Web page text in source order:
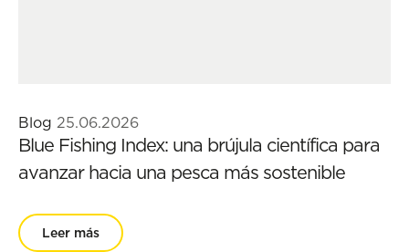
Blog 25.06.2026
Blue Fishing Index: una brújula científica para
avanzar hacia una pesca más sostenible
Leer más